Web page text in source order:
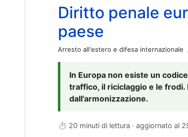
Diritto penale
paese
Arresto all'estero e difesa internazionale
In Europa non esiste un
traffico, il riciclaggio e le
dall'armonizzazione.
⏱ 20 minuti di lettura · aggiornato al